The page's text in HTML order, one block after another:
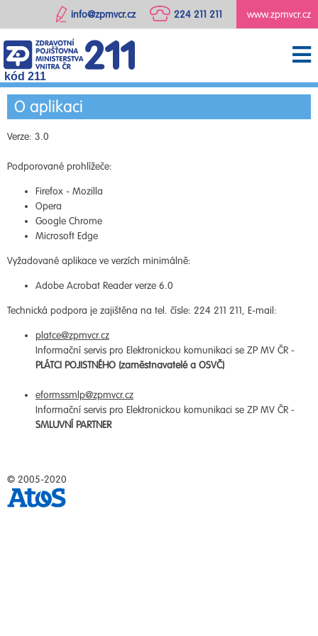
www.zpmvcr.cz
224 211 211
info@zpmvcr.cz
kód 211
O aplikaci
Verze: 3.0
Podporované prohlížeče:
Firefox - Mozilla
Opera
Google Chrome
Microsoft Edge
Vyžadované aplikace ve verzích minimálně:
Adobe Acrobat Reader verze 6.0
Technická podpora je zajištěna na tel. čísle: 224 211 211, E-mail:
platce@zpmvcr.cz
Informační servis pro Elektronickou komunikaci se ZP MV ČR -
PLÁTCI POJISTNÉHO (zaměstnavatelé a OSVČ)
eformssmlp@zpmvcr.cz
Informační servis pro Elektronickou komunikaci se ZP MV ČR -
SMLUVNÍ PARTNER
© 2005-2020